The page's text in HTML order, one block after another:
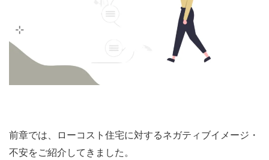
前章では、ローコスト住宅に対するネガティブイメージ・
不安をご紹介してきました。